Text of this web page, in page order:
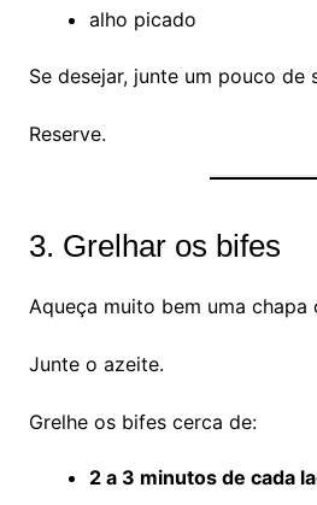
alho picado
Se desejar, junte um pouco de
Reserve.
3. Grelhar os bifes
Aqueça muito bem uma chapa
Junte o azeite.
Grelhe os bifes cerca de:
2 a 3 minutos de cada